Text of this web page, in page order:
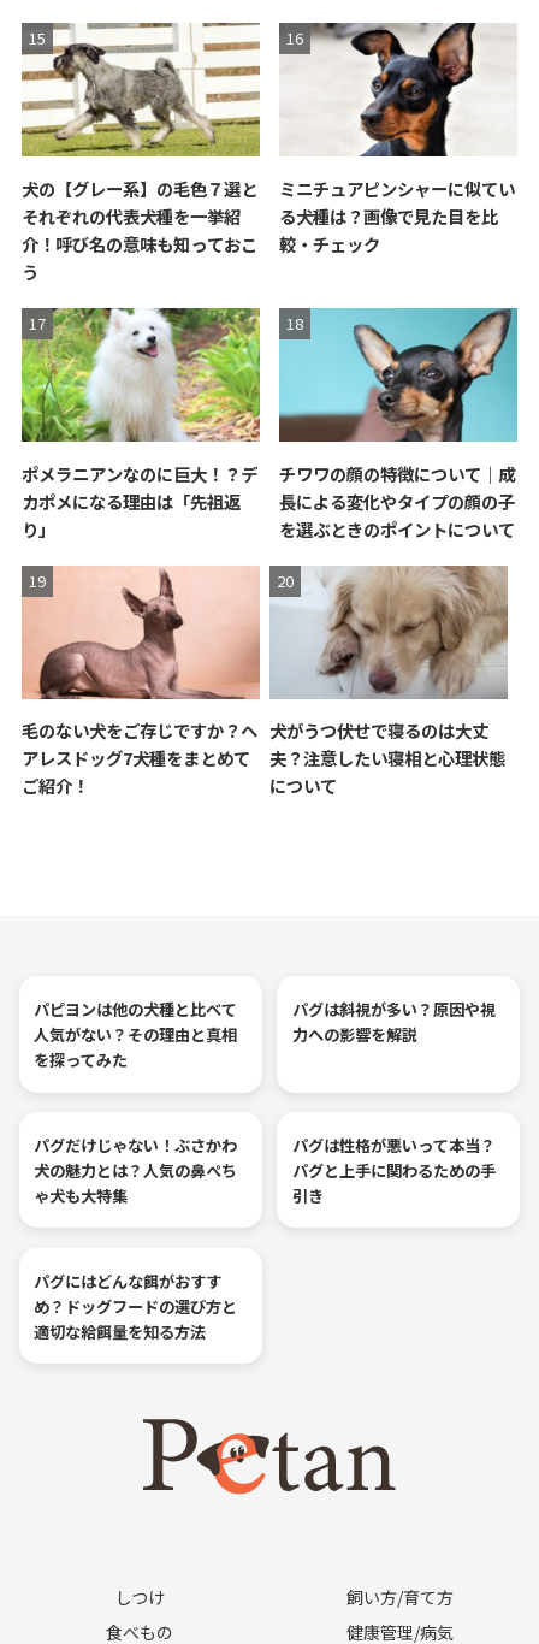
犬の【グレー系】の毛色７選と
それぞれの代表犬種を一挙紹
介！呼び名の意味も知っておこ
う
ミニチュアピンシャーに似てい
る犬種は？画像で見た目を比
較・チェック
ポメラニアンなのに巨大！？デ
カポメになる理由は「先祖返
り」
チワワの顔の特徴について｜成
長による変化やタイプの顔の子
を選ぶときのポイントについて
毛のない犬をご存じですか？ヘ
アレスドッグ7犬種をまとめて
ご紹介！
犬がうつ伏せで寝るのは大丈
夫？注意したい寝相と心理状態
について
パピヨンは他の犬種と比べて
人気がない？その理由と真相
を探ってみた
パグは斜視が多い？原因や視
力への影響を解説
パグだけじゃない！ぶさかわ
犬の魅力とは？人気の鼻ぺち
ゃ犬も大特集
パグは性格が悪いって本当？
パグと上手に関わるための手
引き
パグにはどんな餌がおすす
め？ドッグフードの選び方と
適切な給餌量を知る方法
しつけ
飼い方/育て方
食べもの
健康管理/病気